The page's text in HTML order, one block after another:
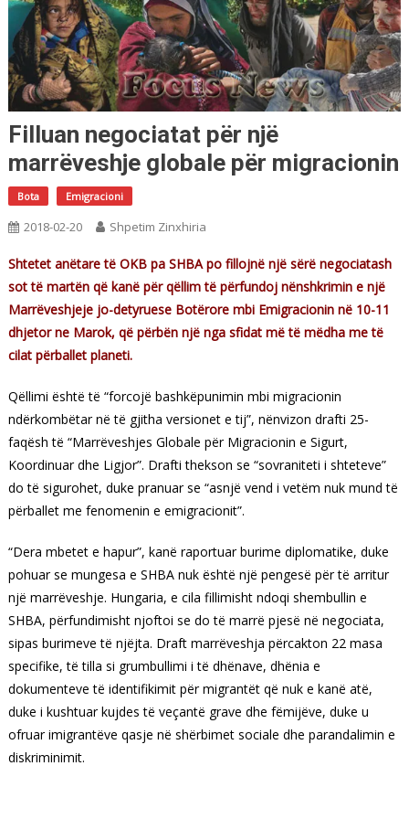
Filluan negociatat për një
marrëveshje globale për migracionin
Bota Emigracioni
2018-02-20 Shpetim Zinxhiria
Shtetet anëtare të OKB pa SHBA po fillojnë një sërë negociatash
sot të martën që kanë për qëllim të përfundoj nënshkrimin e një
Marrëveshjeje jo-detyruese Botërore mbi Emigracionin në 10-11
dhjetor ne Marok, që përbën një nga sfidat më të mëdha me të
cilat përballet planeti.
Qëllimi është të “forcojë bashkëpunimin mbi migracionin
ndërkombëtar në të gjitha versionet e tij”, nënvizon drafti 25-
faqësh të “Marrëveshjes Globale për Migracionin e Sigurt,
Koordinuar dhe Ligjor”. Drafti thekson se “sovraniteti i shteteve”
do të sigurohet, duke pranuar se “asnjë vend i vetëm nuk mund të
përballet me fenomenin e emigracionit”.
“Dera mbetet e hapur”, kanë raportuar burime diplomatike, duke
pohuar se mungesa e SHBA nuk është një pengesë për të arritur
një marrëveshje. Hungaria, e cila fillimisht ndoqi shembullin e
SHBA, përfundimisht njoftoi se do të marrë pjesë në negociata,
sipas burimeve të njëjta. Draft marrëveshja përcakton 22 masa
specifike, të tilla si grumbullimi i të dhënave, dhënia e
dokumenteve të identifikimit për migrantët që nuk e kanë atë,
duke i kushtuar kujdes të veçantë grave dhe fëmijëve, duke u
ofruar imigrantëve qasje në shërbimet sociale dhe parandalimin e
diskriminimit.